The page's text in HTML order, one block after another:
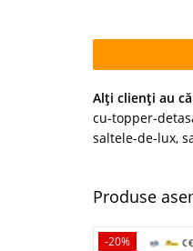
Alţi clienţi au
cu-topper-
saltele-de-lux,
Produse
-20%